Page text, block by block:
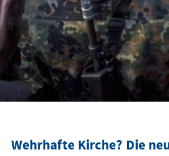
Wehrhafte Kirche? Die